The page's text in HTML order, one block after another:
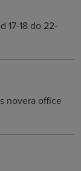
17-18 do 22-
novera office